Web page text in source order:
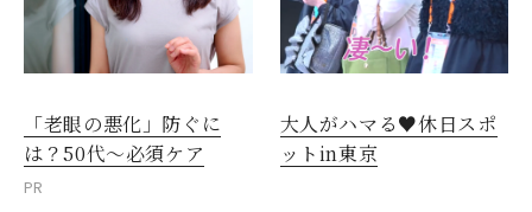
「老眼の悪化」防ぐに
は？50代～必須ケア
PR
大人がハマる♥休日スポ
ットin東京